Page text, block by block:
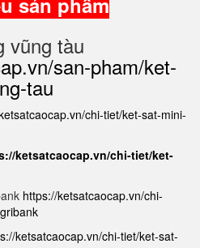
vũng tàu
san-pham/ket-
tau
chi-tiet/ket-sat-mini-
ketsatcaocap.vn/chi-tiet/ket-
https://ketsatcaocap.vn/chi-
ketsatcaocap.vn/chi-tiet/ket-sat-